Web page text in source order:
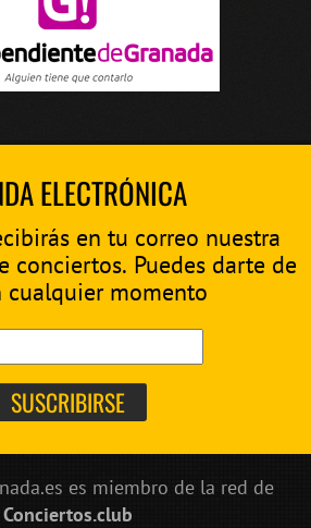
ELECTRÓNICA
en tu correo nuestra
conciertos. Puedes darte de
cualquier momento
es miembro de la red de
Conciertos.club